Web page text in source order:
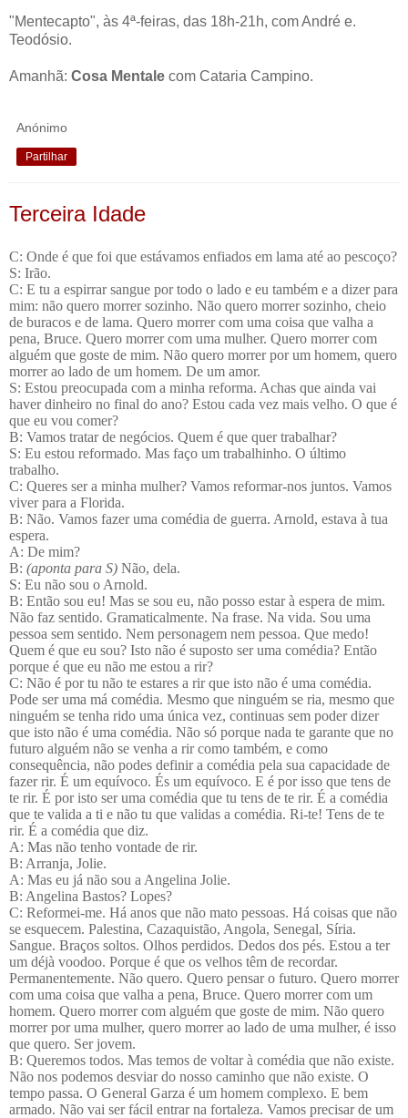
"Mentecapto", às 4ª-feiras, das 18h-21h, com André e.
Teodósio.
Amanhã: Cosa Mentale com Cataria Campino.
Anónimo
Partilhar
Terceira Idade
C: Onde é que foi que estávamos enfiados em lama até ao pescoço?
S: Irão.
C: E tu a espirrar sangue por todo o lado e eu também e a dizer para
mim: não quero morrer sozinho. Não quero morrer sozinho, cheio
de buracos e de lama. Quero morrer com uma coisa que valha a
pena, Bruce. Quero morrer com uma mulher. Quero morrer com
alguém que goste de mim. Não quero morrer por um homem, quero
morrer ao lado de um homem. De um amor.
S: Estou preocupada com a minha reforma. Achas que ainda vai
haver dinheiro no final do ano? Estou cada vez mais velho. O que é
que eu vou comer?
B: Vamos tratar de negócios. Quem é que quer trabalhar?
S: Eu estou reformado. Mas faço um trabalhinho. O último
trabalho.
C: Queres ser a minha mulher? Vamos reformar-nos juntos. Vamos
viver para a Florida.
B: Não. Vamos fazer uma comédia de guerra. Arnold, estava à tua
espera.
A: De mim?
B: (aponta para S) Não, dela.
S: Eu não sou o Arnold.
B: Então sou eu! Mas se sou eu, não posso estar à espera de mim.
Não faz sentido. Gramaticalmente. Na frase. Na vida. Sou uma
pessoa sem sentido. Nem personagem nem pessoa. Que medo!
Quem é que eu sou? Isto não é suposto ser uma comédia? Então
porque é que eu não me estou a rir?
C: Não é por tu não te estares a rir que isto não é uma comédia.
Pode ser uma má comédia. Mesmo que ninguém se ria, mesmo que
ninguém se tenha rido uma única vez, continuas sem poder dizer
que isto não é uma comédia. Não só porque nada te garante que no
futuro alguém não se venha a rir como também, e como
consequência, não podes definir a comédia pela sua capacidade de
fazer rir. É um equívoco. És um equívoco. E é por isso que tens de
te rir. É por isto ser uma comédia que tu tens de te rir. É a comédia
que te valida a ti e não tu que validas a comédia. Ri-te! Tens de te
rir. É a comédia que diz.
A: Mas não tenho vontade de rir.
B: Arranja, Jolie.
A: Mas eu já não sou a Angelina Jolie.
B: Angelina Bastos? Lopes?
C: Reformei-me. Há anos que não mato pessoas. Há coisas que não
se esquecem. Palestina, Cazaquistão, Angola, Senegal, Síria.
Sangue. Braços soltos. Olhos perdidos. Dedos dos pés. Estou a ter
um déjà voodoo. Porque é que os velhos têm de recordar.
Permanentemente. Não quero. Quero pensar o futuro. Quero morrer
com uma coisa que valha a pena, Bruce. Quero morrer com um
homem. Quero morrer com alguém que goste de mim. Não quero
morrer por uma mulher, quero morrer ao lado de uma mulher, é isso
que quero. Ser jovem.
B: Queremos todos. Mas temos de voltar à comédia que não existe.
Não nos podemos desviar do nosso caminho que não existe. O
tempo passa. O General Garza é um homem complexo. E bem
armado. Não vai ser fácil entrar na fortaleza. Vamos precisar de um